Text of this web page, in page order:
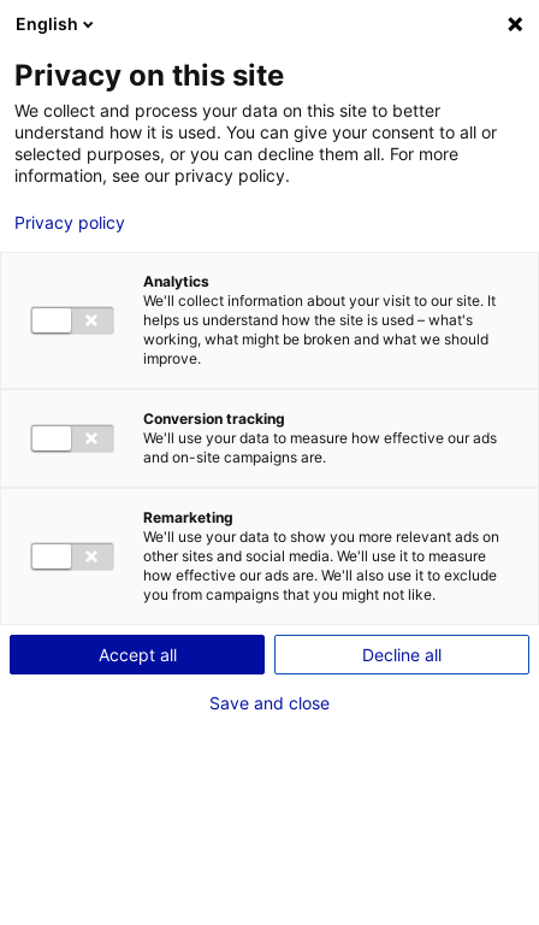
DES RÉPONSES IMMÉDIATES AU :
MENU
L’annuaire hydrogène des
entreprises et des acteurs de la
recherche des Pays de la Loire
hydrogène des entreprises et des acteurs de la recherche des Pays de la
BARILLEC MARINE – SITE DES SABLES D’OLONNE
English
Privacy on this site
We collect and process your data on this site to better
understand how it is used. You can give your consent to all or
selected purposes, or you can decline them all. For more
information, see our privacy policy.
Privacy policy
Analytics
We'll collect information about your visit to our site. It
helps us understand how the site is used – what's
working, what might be broken and what we should
improve.
Conversion tracking
We'll use your data to measure how effective our ads
and on-site campaigns are.
Remarketing
We'll use your data to show you more relevant ads on
other sites and social media. We'll use it to measure
how effective our ads are. We'll also use it to exclude
you from campaigns that you might not like.
Accept all Decline all
Save and close